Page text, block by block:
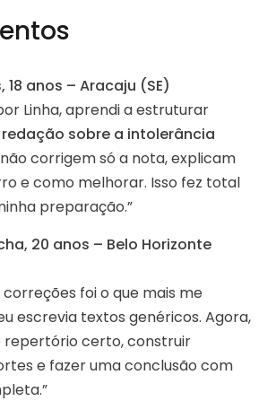
18 anos – Aracaju (SE)
Linha, aprendi a estruturar
redação sobre a intolerância
não corrigem só a nota, explicam
e como melhorar. Isso fez total
preparação.”
20 anos – Belo Horizonte
correções foi o que mais me
escrevia textos genéricos. Agora,
repertório certo, construir
e fazer uma conclusão com